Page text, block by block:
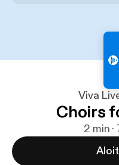
Viva
Choirs
2 min ·